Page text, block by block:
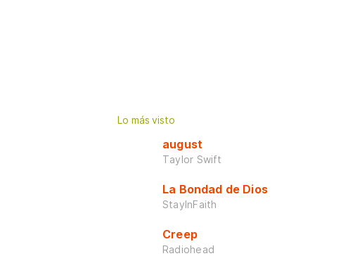
Lo más visto
august
Taylor Swift
La Bondad de Dios
StayInFaith
Creep
Radiohead